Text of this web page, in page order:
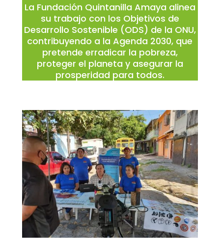
La Fundación Quintanilla Amaya alinea
su trabajo con los Objetivos de
Desarrollo Sostenible (ODS) de la ONU,
contribuyendo a la Agenda 2030, que
pretende erradicar la pobreza,
proteger el planeta y asegurar la
prosperidad para todos.